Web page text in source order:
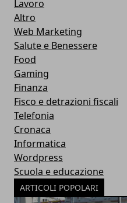
Lavoro
Altro
Web Marketing
Salute e Benessere
Food
Gaming
Finanza
Fisco e detrazioni fiscali
Telefonia
Cronaca
Informatica
Wordpress
Scuola e educazione
ARTICOLI POPOLARI